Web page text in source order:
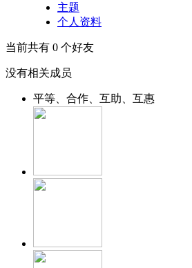
主题
个人资料
当前共有 0 个好友
没有相关成员
平等、合作、互助、互惠